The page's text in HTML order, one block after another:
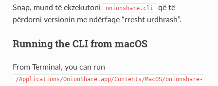
Snap, mund të ekzekutoni
onionshare.cli
që të
përdorni versionin me ndërfaqe “rresht urdhrash”.
Running the CLI from macOS
From Terminal, you can run
/Applications/OnionShare.app/Contents/MacOS/onionshare-